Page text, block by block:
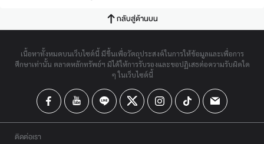
กลับสู่ด้านบน
เนื้อหาทั้งหมดบนเว็บไซต์นี้ มีขึ้นเพื่อวัตถุประสงค์ในการให้ข้อมูลและเพื่อการ
ศึกษาเท่านั้น ตลาดหลักทรัพย์ฯ มิได้ให้การรับรองและขอปฏิเสธต่อความรับผิดใด
ๆ ในเว็บไซต์นี้
ติดต่อเรา